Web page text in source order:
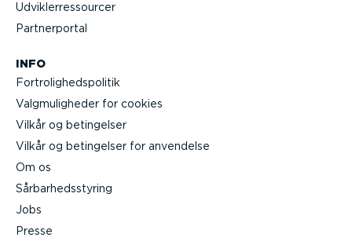
Udvik­lerre­s­sourcer
Partner­portal
INFO
Fortro­lig­heds­po­litik
Valgmu­lig­heder for cookies
Vilkår og betingelser
Vilkår og betingelser for anvendelse
Om os
Sårbar­heds­styring
Jobs
Presse